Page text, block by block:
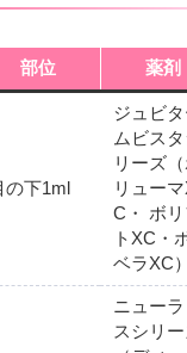
部位 薬剤
の下1ml
ジュビタ
ムビスタ
リーズ
リュー
C・ ボリ
トXC・
ベラXC）
ニューラ
スシリ